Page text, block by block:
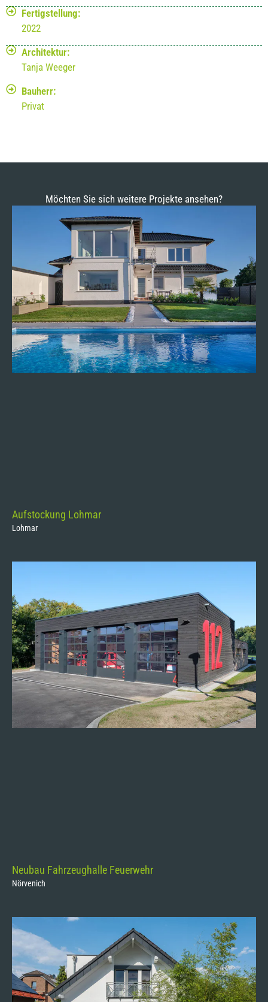
Fertigstellung:
2022
Architektur:
Tanja Weeger
Bauherr:
Privat
Möchten Sie sich weitere Projekte ansehen?
Aufstockung Lohmar
Lohmar
Neubau Fahrzeughalle Feuerwehr
Nörvenich